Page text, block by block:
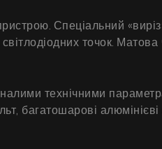
Спеціальний
точок.
технічними
багатошарові